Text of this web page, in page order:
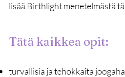
lisää Birthlight menetelmästä
Tätä kaikkea opit:
turvallisia ja tehokkaita